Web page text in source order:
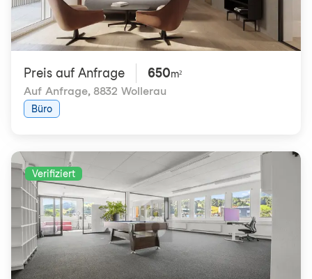
Preis auf Anfrage 650m²
Auf Anfrage, 8832 Wollerau
Büro
Verifiziert